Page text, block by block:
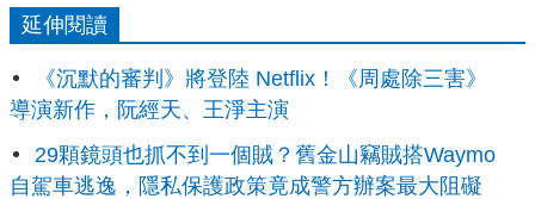
延伸閱讀
《沉默的審判》將登陸 Netflix！《周處除三害》
導演新作，阮經天、王淨主演
29顆鏡頭也抓不到一個賊？舊金山竊賊搭Waymo
自駕車逃逸，隱私保護政策竟成警方辦案最大阻礙